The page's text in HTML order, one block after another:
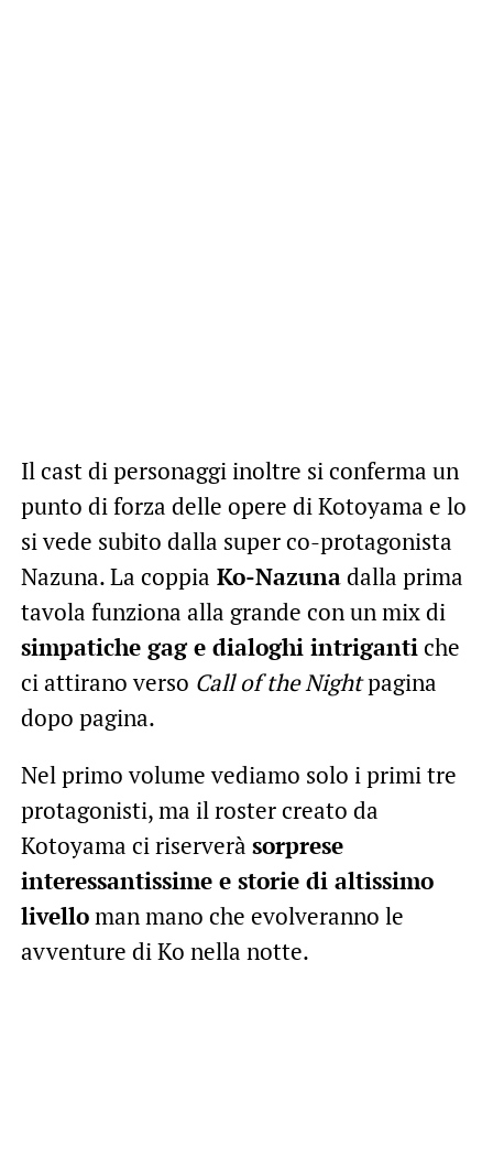
Il cast di personaggi inoltre si conferma un
punto di forza delle opere di Kotoyama e lo
si vede subito dalla super co-protagonista
Nazuna. La coppia Ko-Nazunadalla prima
tavola funziona alla grande con un mix di
simpatiche gag e dialoghi intriganti che
ci attirano verso Call of the Nightpagina
dopo pagina.
Nel primo volume vediamo solo i primi tre
protagonisti, ma il roster creato da
Kotoyama ci riserverà sorprese
interessantissime e storie di altissimo
livelloman mano che evolveranno le
avventure di Ko nella notte.